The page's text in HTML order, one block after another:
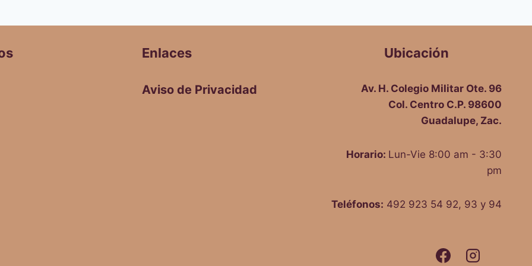
Enlaces
Aviso de Privacidad
Ubicación
Av. H. Colegio Militar Ote. 96
Col. Centro C.P. 98600
Guadalupe, Zac.
Horario: Lun-Vie 8:00 am - 3:30
pm
Teléfonos: 492 923 54 92, 93 y 94